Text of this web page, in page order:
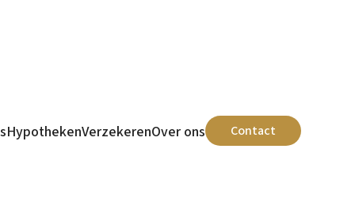
HypothekenVerzekerenOver ons Contact